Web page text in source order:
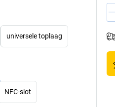
universele toplaag
NFC-slot